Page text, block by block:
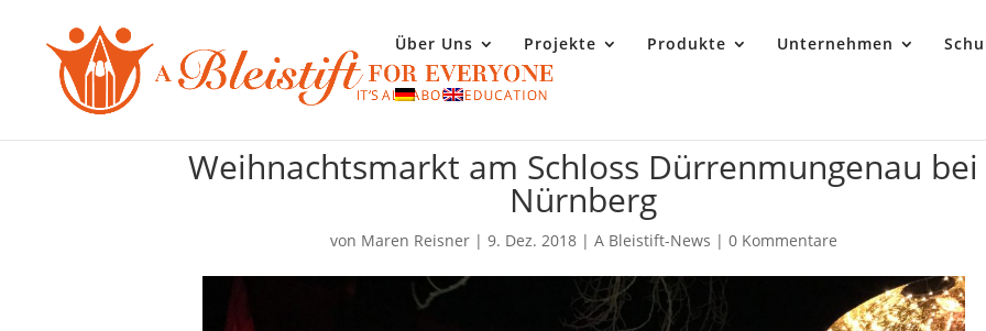
Über Uns Projekte Produkte Unternehmen
Weihnachtsmarkt am Schloss Dürrenmungenau bei
Nürnberg
von Maren Reisner| 9. Dez. 2018| A Bleistift-News | 0 Kommentare